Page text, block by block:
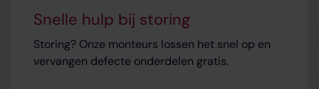
Snelle hulp bij storing
Storing? Onze monteurs lossen het snel op en
vervangen defecte onderdelen gratis.